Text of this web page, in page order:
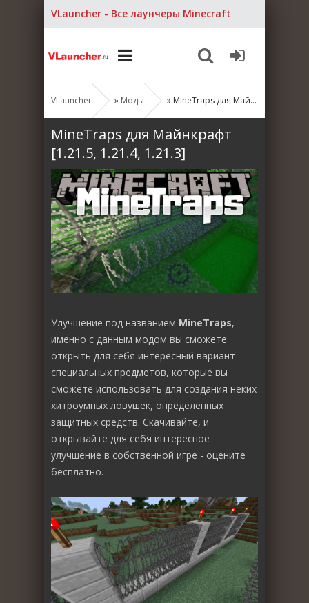
VLauncher - Все лаунчеры Minecraft
VLauncher » Моды » MineTraps для Майнкрафт [1.21.5, 1.21.4, 1.21.3]
MineTraps для Майнкрафт
[1.21.5, 1.21.4, 1.21.3]
Улучшение под названием MineTraps,
именно с данным модом вы сможете
открыть для себя интересный вариант
специальных предметов, которые вы
сможете использовать для создания неких
хитроумных ловушек, определенных
защитных средств. Скачивайте, и
открывайте для себя интересное
улучшение в собственной игре - оцените
бесплатно.